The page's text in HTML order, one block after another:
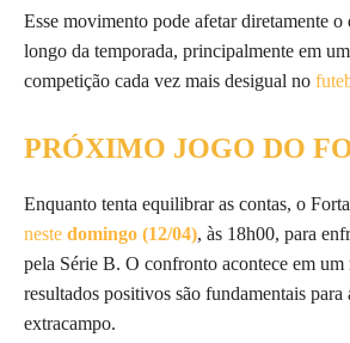
Esse movimento pode afetar diretamente o
longo da temporada, principalmente em
competição cada vez mais desigual no
PRÓXIMO JOGO DO
Enquanto tenta equilibrar as contas, o
neste domingo (12/04), às 18h00, para
pela Série B. O confronto acontece em um
resultados positivos são fundamentais para
extracampo.